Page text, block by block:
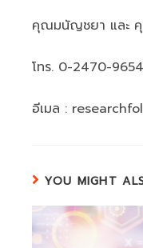
คุณมนัญชยา และ
โทร. 0-2470-9654
อีเมล :
YOU MIGHT